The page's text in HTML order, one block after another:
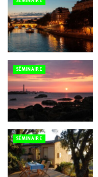
SÉMINAIRE
SÉMINAIRE